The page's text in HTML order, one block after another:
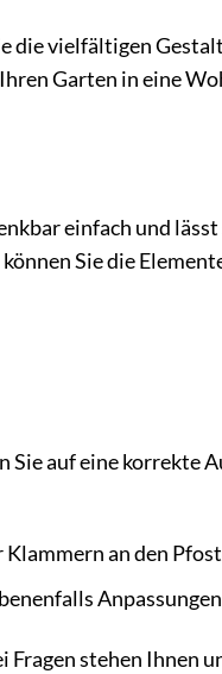
die vielfältigen
Garten in eine
einfach und
Sie die
Sie auf eine korrekte
an den
stehen Ihnen